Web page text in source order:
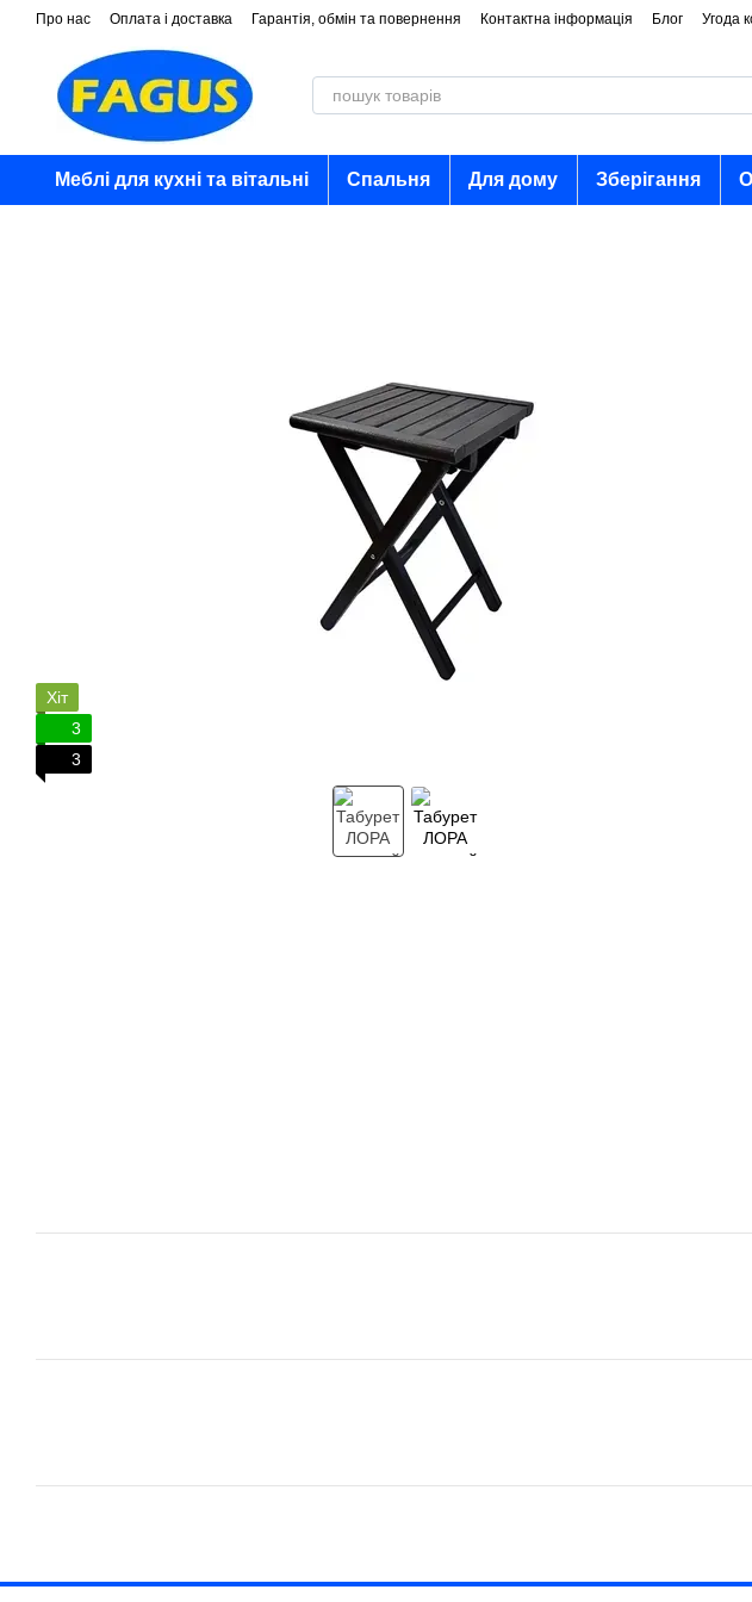
Перейти до основного контенту
Про нас Оплата і доставка Гарантія, обмін та повернення Контактна інформація Блог Угода
Меблі для кухні та вітальні Спальня Для дому Зберігання
Хіт
3
3